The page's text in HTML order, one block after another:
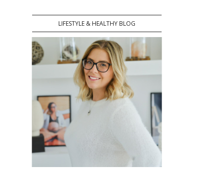
LIFESTYLE & HEALTHY BLOG